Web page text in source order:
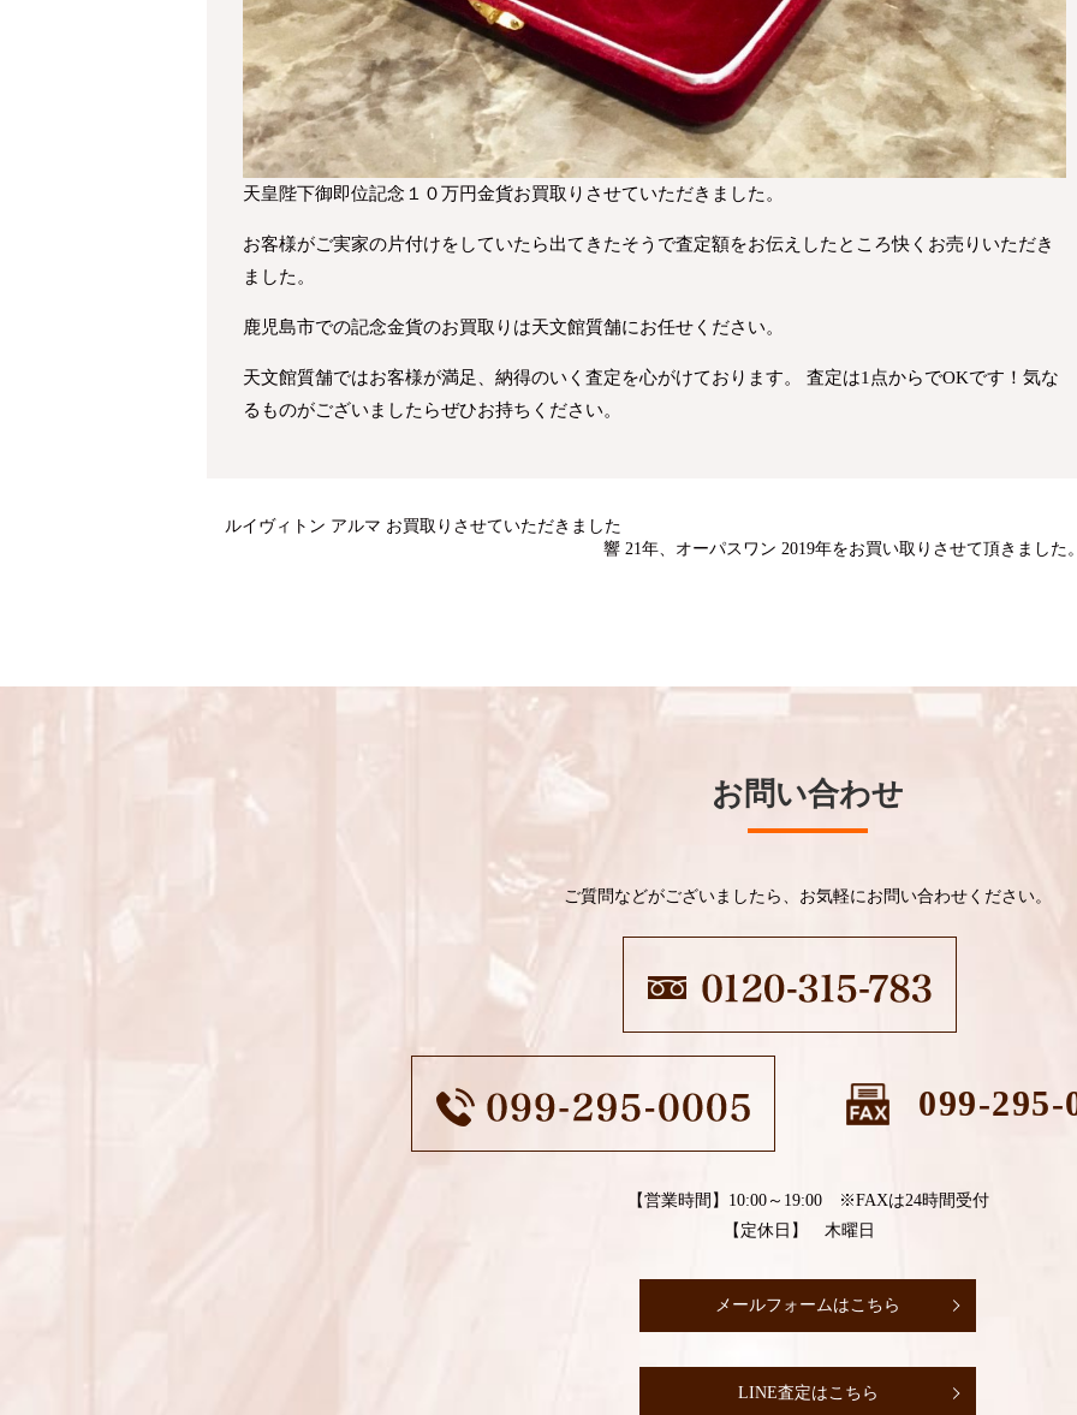
天皇陛下御即位記念１０万円金貨お買取りさせていただきました。
お客様がご実家の片付けをしていたら出てきたそうで査定額をお伝えしたところ快くお売りいただき
ました。
鹿児島市での記念金貨のお買取りは天文館質舗にお任せください。
天文館質舗ではお客様が満足、納得のいく査定を心がけております。 査定は1点からでOKです！気な
るものがございましたらぜひお持ちください。
ルイヴィトン アルマ お買取りさせていただきました
響 21年、オーパスワン 2019年をお買い取りさせて頂きました
お問い合わせ
ご質問などがございましたら、お気軽にお問い合わせください。
099-295-
【営業時間】10:00～19:00 ※FAXは24時間受付
【定休日】 木曜日
メールフォームはこちら
LINE査定はこちら